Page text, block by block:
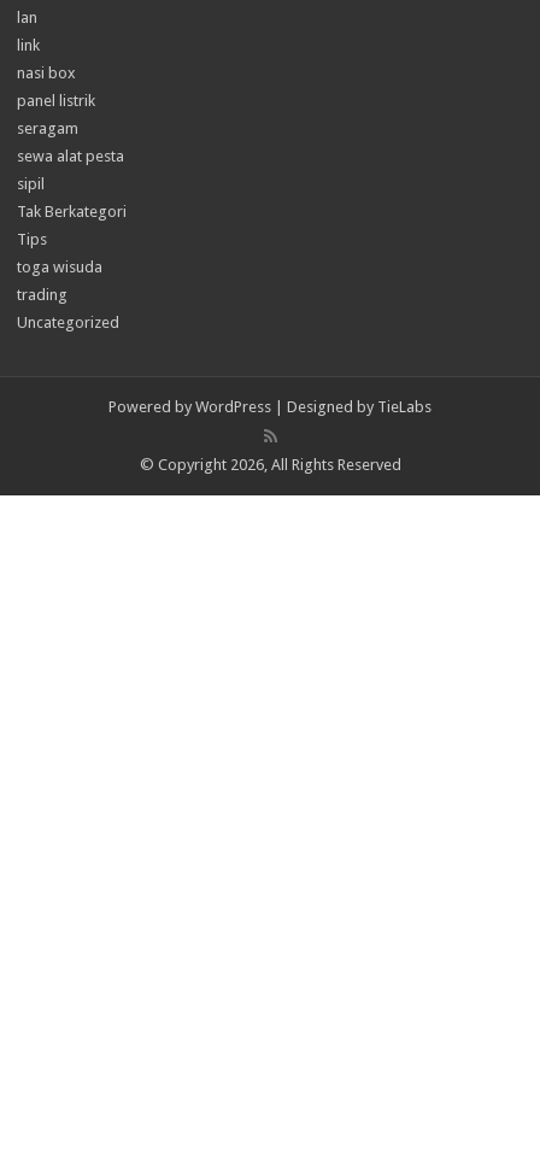
lan
link
nasi box
panel listrik
seragam
sewa alat pesta
sipil
Tak Berkategori
Tips
toga wisuda
trading
Uncategorized
Powered by WordPress | Designed by TieLabs
© Copyright 2026, All Rights Reserved